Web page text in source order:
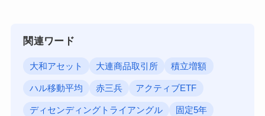
関連ワード
大和アセット 大連商品取引所 積立増額
ハル移動平均 赤三兵 アクティブETF
ディセンディングトライアングル 固定5年